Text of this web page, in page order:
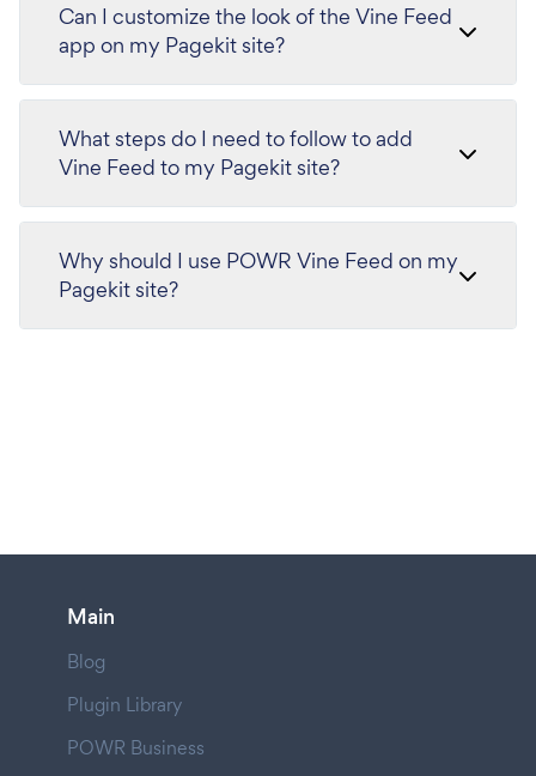
Can I customize the look of the Vine Feed
app on my Pagekit site?
What steps do I need to follow to add
Vine Feed to my Pagekit site?
Why should I use POWR Vine Feed on my
Pagekit site?
Main
Blog
Plugin Library
POWR Business